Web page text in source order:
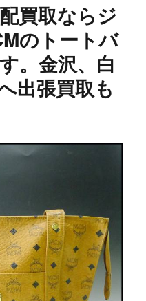
買取ならジ
のトートバ
。金沢、白
出張買取も